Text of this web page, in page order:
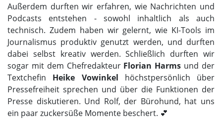
Außerdem durften wir erfahren, wie Nachrichten und
Podcasts entstehen - sowohl inhaltlich als auch
technisch. Zudem haben wir gelernt, wie KI-Tools im
Journalismus produktiv genutzt werden, und durften
dabei selbst kreativ werden. Schließlich durften wir
sogar mit dem Chefredakteur Florian Harms und der
Textchefin Heike Vowinkel höchstpersönlich über
Pressefreiheit sprechen und über die Funktionen der
Presse diskutieren. Und Rolf, der Bürohund, hat uns
ein paar zuckersüße Momente beschert. 💕